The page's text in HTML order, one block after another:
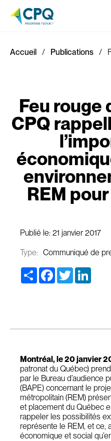
Accueil Publications
Feu rouge
CPQ
REM
Publié le: 21 janvier 2017
Type: Communiqué de
Share Facebook
Twitter
Montréal, le 20 janvier
patronat du Québec)
par le Bureau d’audience
(BAPE) concernant le
métropolitain (REM)
et placement du Québec
rappeler les possibilités
représente le REM, et ce,
économique et social